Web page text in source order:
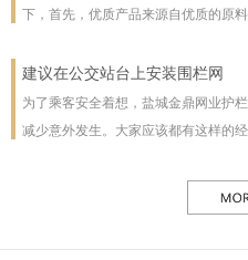
南跨越交通护栏网，护栏网南侧由西
一名志愿者称，据她观察，从7时30分
下，首先，优质产品来源自优质的原
以下，我们为客户做了如下分析：1、
条（铁丝）焊接而成的，盘条的直径
面应选择是由正规厂家生产的优质盘
能力，通常好的网片是每一个焊接或
产厂，都是采用全自动焊接机来生产
建议在公交站台上安装围栏网
为了乘客安全着想，盐城金鼎网业护
减少意外发生。大家应该都有这样的
路线图朝的是非机动车道，便于观看
是人挤人，这些情况均增加了乘客的